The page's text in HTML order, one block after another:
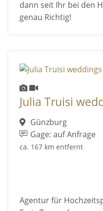
dann seit Ihr bei den
genau Richtig!
Julia Truisi
Günzburg
Gage: auf Anfrage
ca. 167 km entfernt
Agentur für